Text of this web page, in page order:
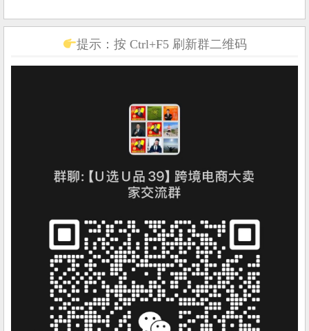
提示：按 Ctrl+F5 刷新群二维码